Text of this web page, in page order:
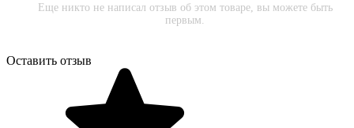
Еще никто не написал отзыв об этом товаре, вы можете быть
первым.
Оставить отзыв